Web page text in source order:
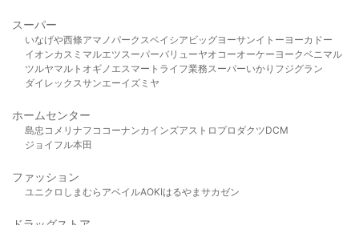
スーパー
いなげや西條アマノパークスベイシア ビッグヨーサンイトーヨーカドー
イオンカスミ マルエツスーパーバリューヤオコーオーケー ヨークベニマル
ツルヤマルト オギノ エスマート ライフ業務スーパーいかり フジグラン
ダイレックスサンエーイズミヤ
ホームセンター
島忠 コメリ ナフコ コーナンカインズアストロプロダクツDCM
ジョイフル本田
ファッション
ユニクロ しまむら アベイルAOKIはるやま サカゼン